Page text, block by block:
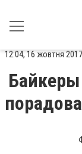
12:04, 16 жовтня